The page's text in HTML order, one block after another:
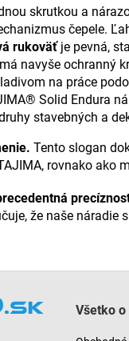
skrutkou a
čepele.
rukoväťje pevná,
navyše ochranný
na práce
Solid Endura
stavebných a
Tento slogan
rovnako ako
že naše
Všetko